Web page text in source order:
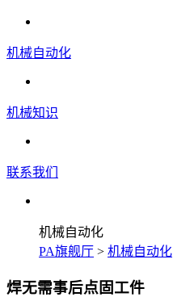
机械自动化
机械知识
联系我们
机械自动化
PA旗舰厅 > 机械自动化
焊无需事后点固工件